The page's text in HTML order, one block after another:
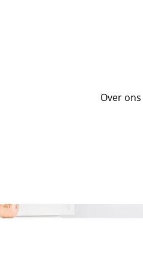
Over ons